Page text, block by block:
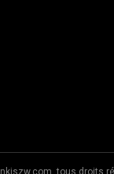
tous droits